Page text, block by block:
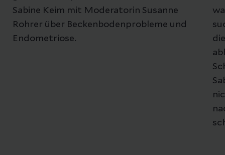
Sabine Keim mit Moderatorin Susanne
Rohrer über Beckenbodenprobleme und
Endometriose.